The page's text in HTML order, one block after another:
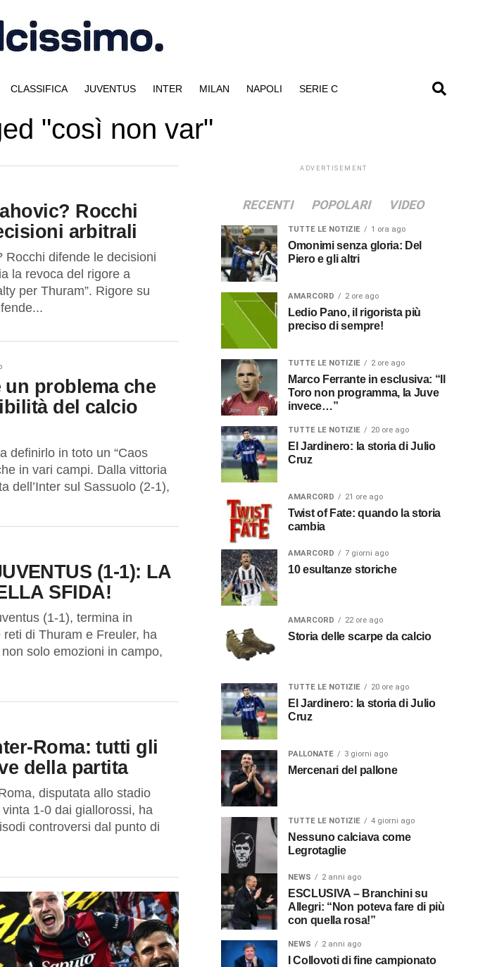
CLASSIFICA JUVENTUS INTER MILAN NAPOLI SERIE C
"così non var"
Rocchi
arbitrali
Rocchi difende le decisioni
la revoca del rigore a
per Thuram”. Rigore su
un problema che
del calcio
definirlo in toto un “Caos
in vari campi. Dalla vittoria
dell’Inter sul Sassuolo (2-1),
(1-1): LA
SFIDA!
(1-1), termina in
di Thuram e Freuler, ha
solo emozioni in campo,
Roma: tutti gli
della partita
disputata allo stadio
1-0 dai giallorossi, ha
controversi dal punto di
ADVERTISEMENT
RECENTI POPOLARI VIDEO
TUTTE LE NOTIZIE 1 ora ago
Omonimi senza gloria: Del
Piero e gli altri
AMARCORD 2 ore ago
Ledio Pano, il rigorista più
preciso di sempre!
TUTTE LE NOTIZIE 2 ore ago
Marco Ferrante in esclusiva: “Il
Toro non programma, la Juve
invece…”
TUTTE LE NOTIZIE 20 ore ago
El Jardinero: la storia di Julio
Cruz
AMARCORD 21 ore ago
Twist of Fate: quando la storia
cambia
AMARCORD 7 giorni ago
10 esultanze storiche
AMARCORD 22 ore ago
Storia delle scarpe da calcio
TUTTE LE NOTIZIE 20 ore ago
El Jardinero: la storia di Julio
Cruz
PALLONATE 3 giorni ago
Mercenari del pallone
TUTTE LE NOTIZIE 4 giorni ago
Nessuno calciava come
Legrotaglie
NEWS 2 anni ago
ESCLUSIVA – Branchini su
Allegri: “Non poteva fare di più
con quella rosa!”
NEWS 2 anni ago
I Collovoti di fine campionato